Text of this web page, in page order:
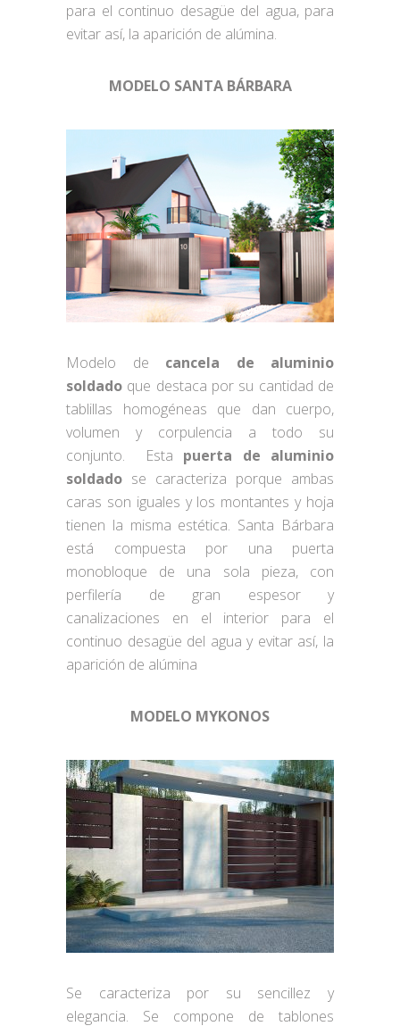
para el continuo desagüe del agua, para
evitar así, la aparición de alúmina.
MODELO SANTA BÁRBARA
Modelo de cancela de aluminio
soldado que destaca por su cantidad de
tablillas homogéneas que dan cuerpo,
volumen y corpulencia a todo su
conjunto.
Esta puerta de aluminio
soldado se caracteriza porque ambas
caras son iguales y los montantes y hoja
tienen la misma estética. Santa Bárbara
está compuesta por una puerta
monobloque de una sola pieza, con
perfilería de gran espesor y
canalizaciones en el interior para el
continuo desagüe del agua y evitar así, la
aparición de alúmina
MODELO MYKONOS
Se caracteriza por su sencillez y
elegancia. Se compone de tablones